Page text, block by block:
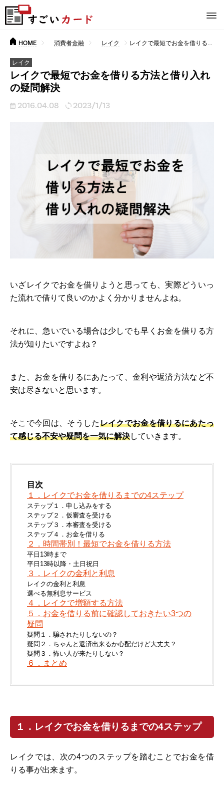
HOME 消費者金融 レイク レイクで最短でお金を借りる方法と借り入れの疑問解決
レイク
レイクで最短でお金を借りる方法と借り入れ
の疑問解決
2016.04.08 2023/1/13
いざレイクでお金を借りようと思っても、実際どういっ
た流れで借りて良いのかよく分かりませんよね。
それに、急いでいる場合は少しでも早くお金を借りる方
法が知りたいですよね？
また、お金を借りるにあたって、金利や返済方法など不
安は尽きないと思います。
そこで今回は、そうしたレイクでお金を借りるにあたっ
て感じる不安や疑問を一気に解決していきます。
目次
１．レイクでお金を借りるまでの4ステップ
ステップ１．申し込みをする
ステップ２．仮審査を受ける
ステップ３．本審査を受ける
ステップ４．お金を借りる
２．時間帯別！最短でお金を借りる方法
平日13時まで
平日13時以降・土日祝日
３．レイクの金利と利息
レイクの金利と利息
選べる無利息サービス
４．レイクで増額する方法
５．お金を借りる前に確認しておきたい3つの
疑問
疑問１．騙されたりしないの？
疑問２．ちゃんと返済出来るか心配だけど大丈夫？
疑問３．怖い人が来たりしない？
６．まとめ
１．レイクでお金を借りるまでの4ステップ
レイクでは、次の4つのステップを踏むことでお金を借
りる事が出来ます。